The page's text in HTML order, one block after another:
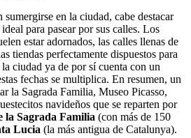
en la ciudad, cabe destacar
para pasear por sus calles. Los
estar adornados, las calles llenas de
tiendas perfectamente dispuestos para
ciudad ya de por sí cuenta con un
fechas se multiplica. En resumen, un
la Sagrada Familia, Museo Picasso,
navideños que se reparten por
la Sagrada Familia (con más de 150
Lucia (la más antigua de Catalunya).